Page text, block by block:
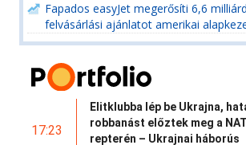
Fapados easyJet megerősíti 6,6
felvásárlási ajánlatot amerikai
17:23
Elitklubba lép be Ukrajna,
robbanást előztek meg a
repterén – Ukrajnai háborús